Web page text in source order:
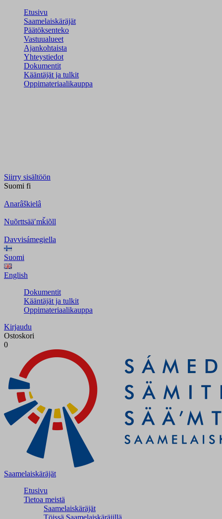
Etusivu
Saamelaiskäräjät
Päätöksenteko
Vastuualueet
Ajankohtaista
Yhteystiedot
Dokumentit
Kääntäjät ja tulkit
Oppimateriaalikauppa
Siirry sisältöön
Suomi fi
Anarâškielâ
Nuõrttsääʹmǩiõll
Davvisámegiella
Suomi
English
Dokumentit
Kääntäjät ja tulkit
Oppimateriaalikauppa
Kirjaudu
Ostoskori
0
Saamelaiskäräjät
Etusivu
Tietoa meistä
Saamelaiskäräjät
Töissä Saamelaiskäräjillä